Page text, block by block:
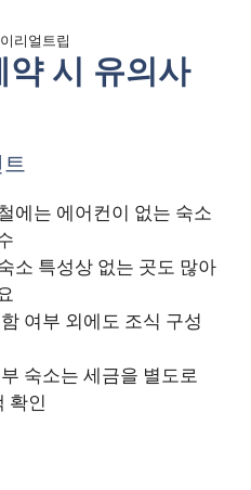
리얼트립
시 유의사
에는 에어컨이 없는 숙소
소 특성상 없는 곳도 많아
여부 외에도 조식 구성
숙소는 세금을 별도로
확인